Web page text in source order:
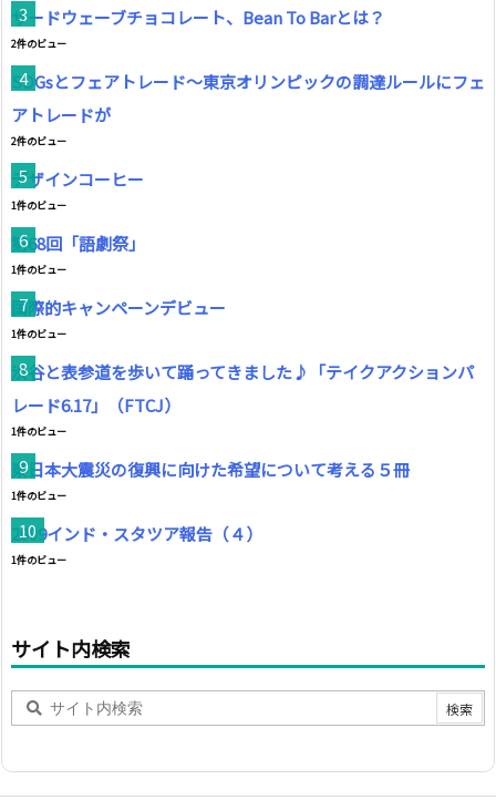
サードウェーブチョコレート、Bean To Barとは？
2件のビュー
SDGsとフェアトレード～東京オリンピックの調達ルールにフェ
アトレードが
2件のビュー
デザインコーヒー
1件のビュー
第68回「語劇祭」
1件のビュー
国際的キャンペーンデビュー
1件のビュー
渋谷と表参道を歩いて踊ってきました♪「テイクアクションパ
レード6.17」（FTCJ）
1件のビュー
東日本大震災の復興に向けた希望について考える５冊
1件のビュー
2009インド・スタツア報告（４）
1件のビュー
サイト内検索